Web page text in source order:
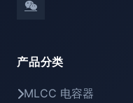
产品分类
MLCC 电容器